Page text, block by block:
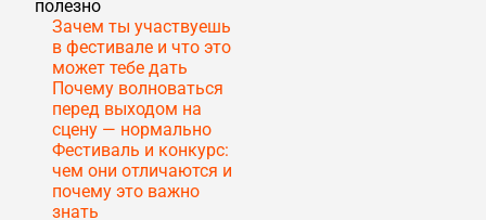
полезно
Зачем ты участвуешь
в фестивале и что это
может тебе дать
Почему волноваться
перед выходом на
сцену — нормально
Фестиваль и конкурс:
чем они отличаются и
почему это важно
знать